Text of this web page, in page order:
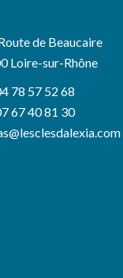
de Beaucaire
Loire-sur-Rhône
78 57 52 68
67 40 81 30